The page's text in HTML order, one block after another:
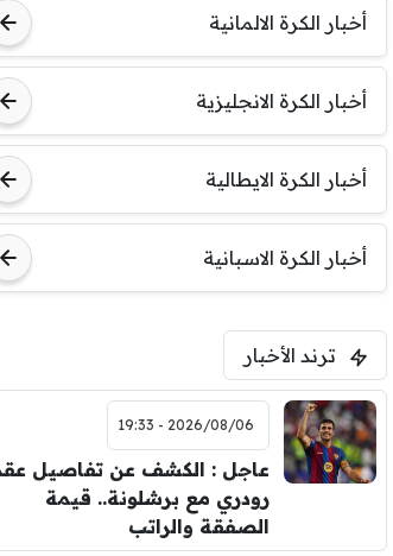
أخبار الكرة الالمانية
أخبار الكرة الانجليزية
أخبار الكرة الايطالية
أخبار الكرة الاسبانية
ترند الأخبار
2026/08/06 - 19:33
عاجل : الكشف عن تفاصيل
رودري مع برشلونة.. قيمة
الصفقة والراتب